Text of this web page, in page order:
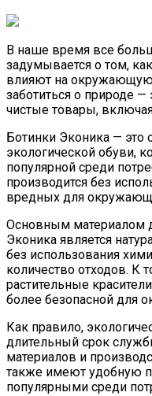
В наше время все
задумывается о том,
влияют на окружающую
заботиться о природе
чистые товары,
Ботинки Эконика — это
экологической обуви,
популярной среди
производится без
вредных для
Основным материалом
Эконика является
без использования
количество отходов. К
растительные
более безопасной для
Как правило,
длительный срок
материалов и
также имеют удобную
популярными среди